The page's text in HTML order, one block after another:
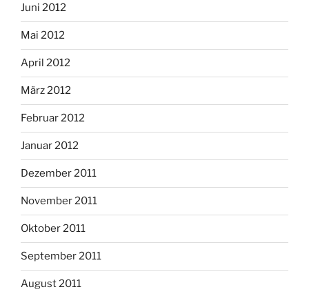
Juni 2012
Mai 2012
April 2012
März 2012
Februar 2012
Januar 2012
Dezember 2011
November 2011
Oktober 2011
September 2011
August 2011